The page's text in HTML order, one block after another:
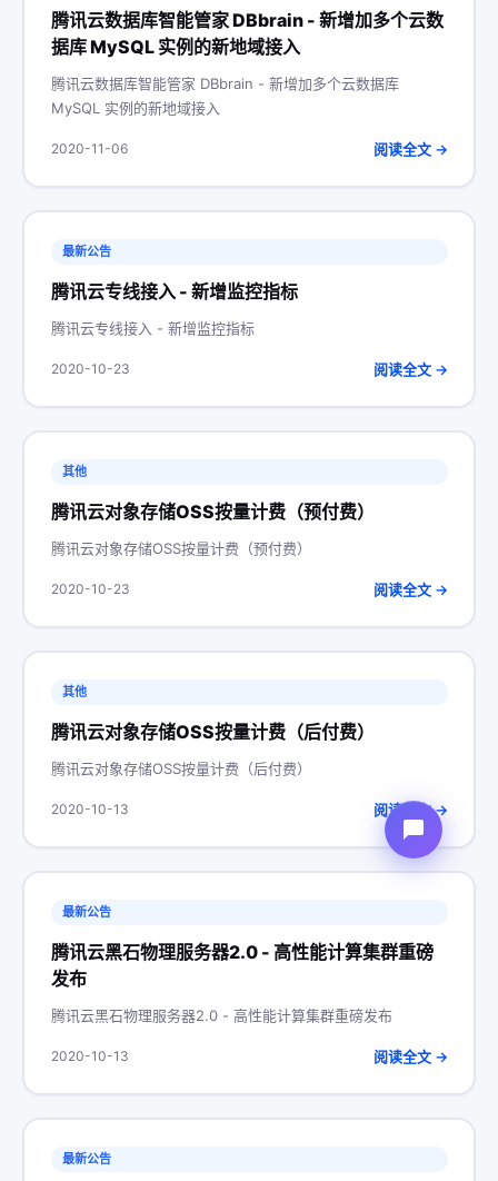
腾讯云数据库智能管家 DBbrain - 新增加多个云数
据库 MySQL 实例的新地域接入
腾讯云数据库智能管家 DBbrain - 新增加多个云数据库
MySQL 实例的新地域接入
2020-11-06 阅读全文 →
最新公告
腾讯云专线接入 - 新增监控指标
腾讯云专线接入 - 新增监控指标
2020-10-23 阅读全文 →
其他
腾讯云对象存储OSS按量计费（预付费）
腾讯云对象存储OSS按量计费（预付费）
2020-10-23 阅读全文 →
其他
腾讯云对象存储OSS按量计费（后付费）
腾讯云对象存储OSS按量计费（后付费）
2020-10-13 阅读全文 →
最新公告
腾讯云黑石物理服务器2.0 - 高性能计算集群重磅
发布
腾讯云黑石物理服务器2.0 - 高性能计算集群重磅发布
2020-10-13 阅读全文 →
最新公告